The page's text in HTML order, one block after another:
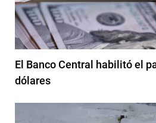
El Banco Central habilitó el
dólares